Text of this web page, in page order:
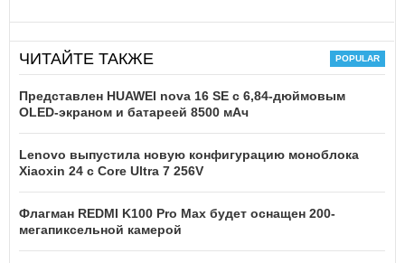
ЧИТАЙТЕ ТАКЖЕ
Представлен HUAWEI nova 16 SE с 6,84-дюймовым
OLED-экраном и батареей 8500 мАч
Lenovo выпустила новую конфигурацию моноблока
Xiaoxin 24 с Core Ultra 7 256V
Флагман REDMI K100 Pro Max будет оснащен 200-
мегапиксельной камерой